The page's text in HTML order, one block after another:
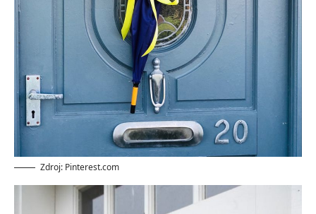
Zdroj: Pinterest.com